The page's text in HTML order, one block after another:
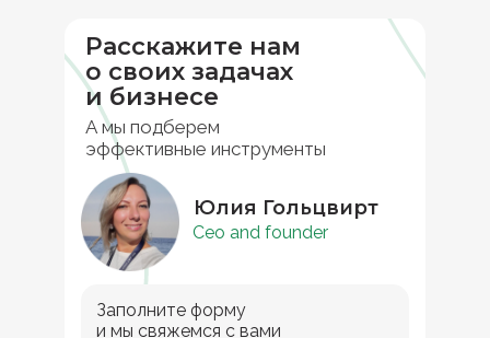
Заполните форму
и мы свяжемся с вами
А мы подберем
эффективные инструменты
Расскажите нам
о своих задачах
и бизнесе
Юлия Гольцвирт
Ceo and founder